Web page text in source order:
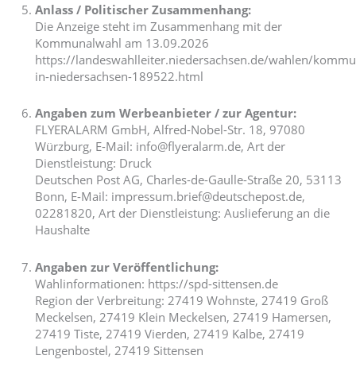
Anlass / Politischer Zusammenhang:
Die Anzeige steht im Zusammenhang mit der
Kommunalwahl am 13.09.2026
https://landeswahlleiter.niedersachsen.de/wahlen/
in-niedersachsen-189522.html
Angaben zum Werbeanbieter / zur Agentur:
FLYERALARM GmbH, Alfred-Nobel-Str. 18, 97080
Würzburg, E-Mail: info@flyeralarm.de, Art der
Dienstleistung: Druck
Deutschen Post AG, Charles-de-Gaulle-Straße 20, 53113
Bonn, E-Mail: impressum.brief@deutschepost.de,
02281820, Art der Dienstleistung: Auslieferung an die
Haushalte
Angaben zur Veröffentlichung:
Wahlinformationen: https://spd-sittensen.de
Region der Verbreitung: 27419 Wohnste, 27419 Groß
Meckelsen, 27419 Klein Meckelsen, 27419 Hamersen,
27419 Tiste, 27419 Vierden, 27419 Kalbe, 27419
Lengenbostel, 27419 Sittensen